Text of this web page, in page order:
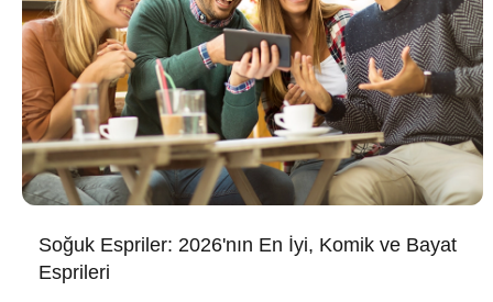
Soğuk Espriler: 2026'nın En İyi, Komik ve Bayat
Esprileri